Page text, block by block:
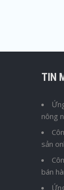
TIN
nông
sản
bán